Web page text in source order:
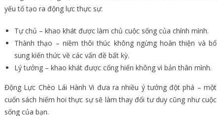
yếu tố tạo ra động lực thực sự:
Tự chủ – khao khát được làm chủ cuộc sống của chính mình.
Thành thạo – niềm thôi thúc không ngừng hoàn thiện và bổ
sung kiến thức về các vấn đề bất kỳ.
Lý tưởng – khao khát được cống hiến không vì bản thân mình.
Động Lực Chèo Lái Hành Vi đưa ra nhiều ý tưởng đột phá – một
cuốn sách hiếm hoi thực sự sẽ làm thay đổi tư duy cũng như cuộc
sống của bạn.